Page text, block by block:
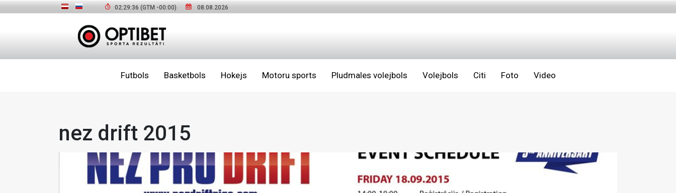
02:29:37 (GTM -00:00) 08.08.2026
Futbols Basketbols Hokejs Motoru sports Pludmales volejbols Volejbols Citi Foto Video
nez drift 2015